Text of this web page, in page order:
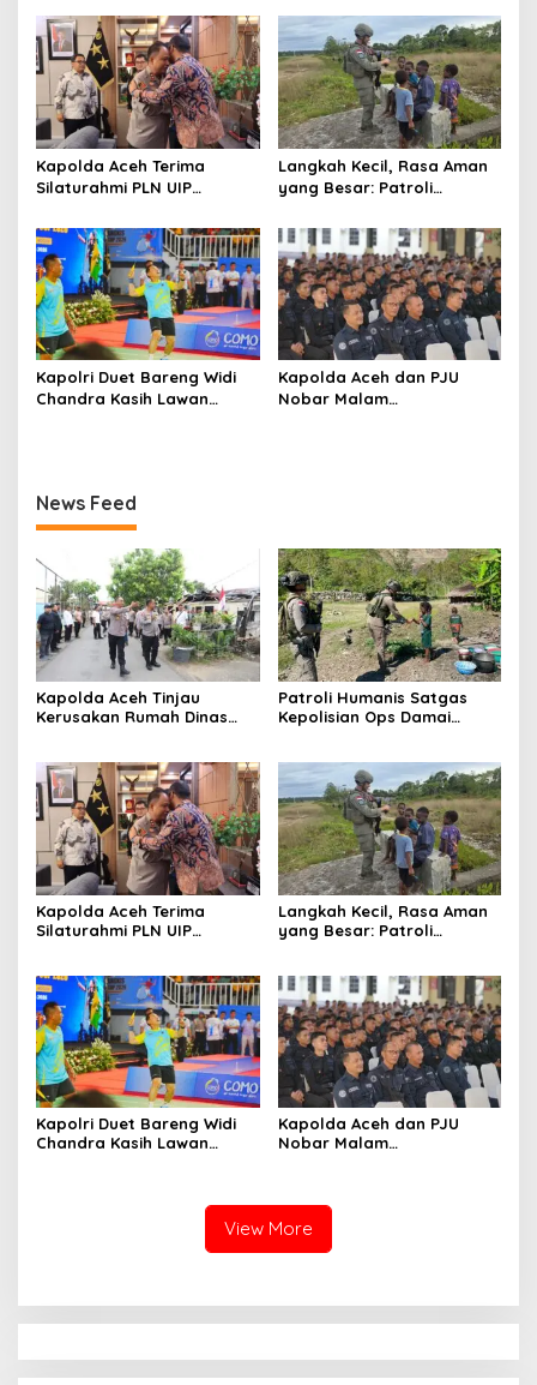
Angin Kencang Disertai
Hujan
Pererat Kedekatan dengan
Masyarakat
Kapolda Aceh Terima
Silaturahmi PLN UIP
Perkuat Sinergi Dukung
Infrastruktur
Ketenagalistrikan
Langkah Kecil, Rasa Aman
yang Besar: Patroli
Cartenz Hangatkan
Kenyam
Kapolri Duet Bareng Widi
Chandra Kasih Lawan
Kapolda Aceh dan PJU
Nobar Malam
News Feed
Kapolda Aceh Tinjau
Kerusakan Rumah Dinas
Hujan
Patroli Humanis Satgas
Kepolisian Ops Damai
Masyarakat
Kapolda Aceh Terima
Silaturahmi PLN UIP
Infrastruktur
Ketenagalistrikan
Langkah Kecil, Rasa Aman
yang Besar: Patroli
Kenyam
Kapolri Duet Bareng Widi
Chandra Kasih Lawan
Kapolda Aceh dan PJU
Nobar Malam
Teladan Raih Penghargaan
View More